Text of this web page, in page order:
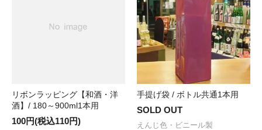
リボンラッピング【和酒・洋
酒】/ 180～900ml1本用
100円(税込110円)
手提げ袋 / ボトル共通1本用
SOLD OUT
えんじ色・ビニール製